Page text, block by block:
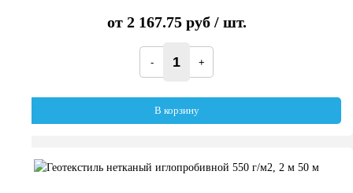
от 2 167.75 руб/ шт.
В корзину